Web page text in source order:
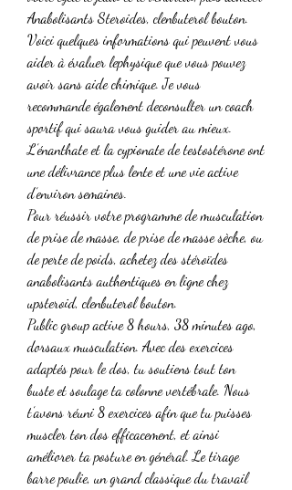
Anabolisants Steroides, clenbuterol bouton.
Voici quelques informations qui peuvent vous
aider à évaluer lephysique que vous pouvez
avoir sans aide chimique. Je vous
recommande également deconsulter un coach
sportif qui saura vous guider au mieux.
L’énanthate et la cypionate de testostérone ont
une délivrance plus lente et une vie active
d’environ semaines.
Pour réussir votre programme de musculation
de prise de masse, de prise de masse sèche, ou
de perte de poids, achetez des stéroïdes
anabolisants authentiques en ligne chez
upsteroid, clenbuterol bouton.
Public group active 8 hours, 38 minutes ago,
dorsaux musculation. Avec des exercices
adaptés pour le dos, tu soutiens tout ton
buste et soulage ta colonne vertébrale. Nous
t’avons réuni 8 exercices afin que tu puisses
muscler ton dos efficacement, et ainsi
améliorer ta posture en général. Le tirage
barre poulie, un grand classique du travail